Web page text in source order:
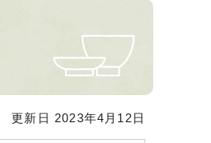
更新日 2023年4月12日